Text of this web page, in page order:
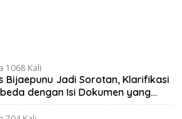
1068 Kali
Bijaepunu Jadi Sorotan, Klarifikasi
dengan Isi Dokumen yang